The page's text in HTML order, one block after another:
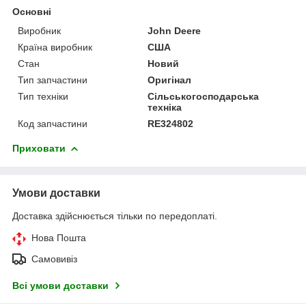
Основні
Виробник
John Deere
Країна виробник
США
Стан
Новий
Тип запчастини
Оригінал
Тип техніки
Сільськогосподарська
техніка
Код запчастини
RE324802
Приховати
Умови доставки
Доставка здійснюється тільки по передоплаті.
Нова Пошта
Самовивіз
Всі умови доставки